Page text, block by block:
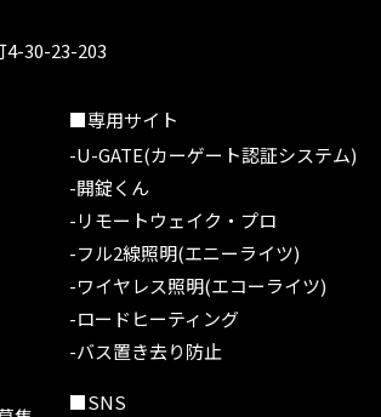
4-30-23-203
■専用サイト
-U-GATE(カーゲート認証システム)
-開錠くん
-リモートウェイク・プロ
-フル2線照明(エニーライツ)
-ワイヤレス照明(エコーライツ)
-ロードヒーティング
-バス置き去り防止
■SNS